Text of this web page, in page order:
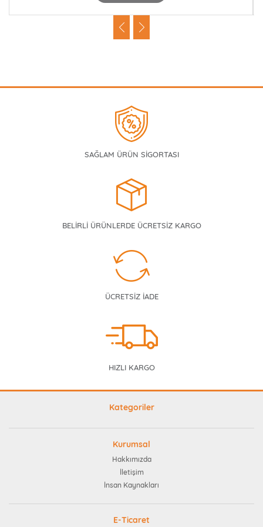
SAĞLAM ÜRÜN SİGORTASI
BELİRLİ ÜRÜNLERDE ÜCRETSİZ KARGO
ÜCRETSİZ İADE
HIZLI KARGO
Kategoriler
Kurumsal
Hakkımızda
İletişim
İnsan Kaynakları
E-Ticaret